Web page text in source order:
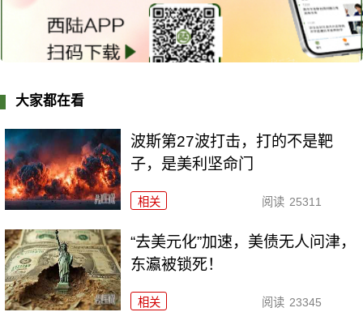
大家都在看
波斯第27波打击，打的不是靶
子，是美利坚命门
相关 阅读 25311
“去美元化”加速，美债无人问津，
东瀛被锁死！
相关 阅读 23345